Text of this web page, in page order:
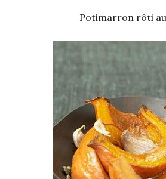
Potimarron rôti